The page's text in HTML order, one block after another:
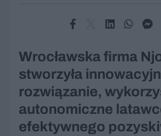
Wrocławska firma
stworzyła
rozwiązanie,
autonomiczne
efektywnego